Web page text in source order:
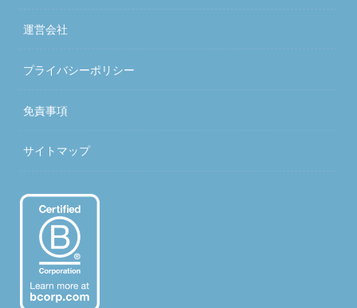
運営会社
プライバシーポリシー
免責事項
サイトマップ